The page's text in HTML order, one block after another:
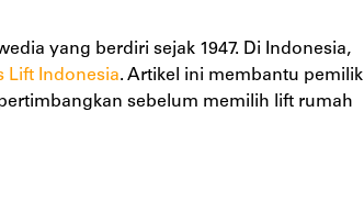
yang berdiri sejak 1947. Di Indonesia,
Lift Indonesia. Artikel ini membantu pemilik
sebelum memilih lift rumah